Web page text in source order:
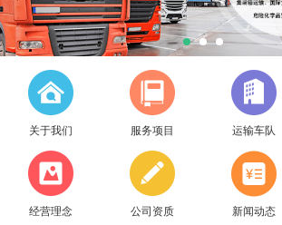
关于我们 服务项目 运输车队
经营理念 公司资质 新闻动态